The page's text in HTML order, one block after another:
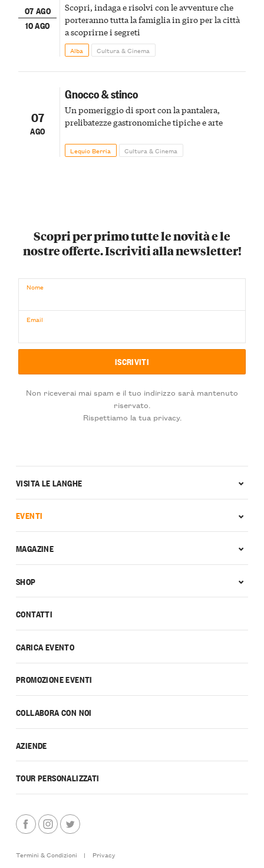
07 AGO
10 AGO
Scopri, indaga e risolvi con le avventure che
porteranno tutta la famiglia in giro per la città
a scoprirne i segreti
Alba Cultura & Cinema
07
AGO
Gnocco & stinco
Un pomeriggio di sport con la pantalera,
prelibatezze gastronomiche tipiche e arte
Lequio Berria Cultura & Cinema
Scopri per primo tutte le novità e le
nostre offerte. Iscriviti alla newsletter!
Nome
Email
Non riceverai mai spam e il tuo indirizzo sarà mantenuto
riservato.
Rispettiamo la tua privacy.
CONTATTI
CARICA EVENTO
PROMOZIONE EVENTI
COLLABORA CON NOI
AZIENDE
TOUR PERSONALIZZATI
VISITA LE LANGHE
EVENTI
MAGAZINE
SHOP
Termini & Condizioni |
Privacy